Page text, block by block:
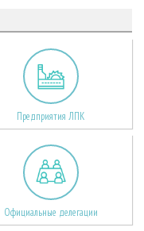
Предприятия ЛПК
Официальные делегации